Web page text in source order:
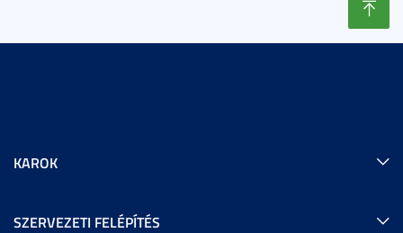
KAROK
SZERVEZETI FELÉPÍTÉS